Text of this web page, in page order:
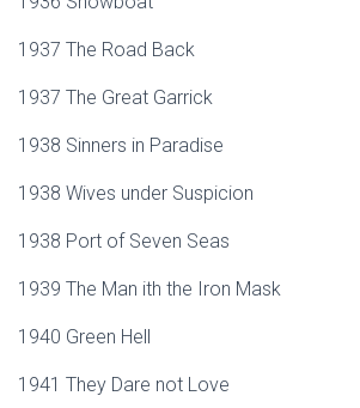
1937 The Road Back
1937 The Great Garrick
1938 Sinners in Paradise
1938 Wives under Suspicion
1938 Port of Seven Seas
1939 The Man ith the Iron Mask
1940 Green Hell
1941 They Dare not Love